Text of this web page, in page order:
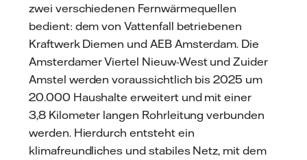
zwei verschiedenen Fernwärmequellen
bedient: dem von Vattenfall betriebenen
Kraftwerk Diemen und AEB Amsterdam. Die
Amsterdamer Viertel Nieuw-West und Zuider
Amstel werden voraussichtlich bis 2025 um
20.000 Haushalte erweitert und mit einer
3,8 Kilometer langen Rohrleitung verbunden
werden. Hierdurch entsteht ein
klimafreundliches und stabiles Netz, mit dem